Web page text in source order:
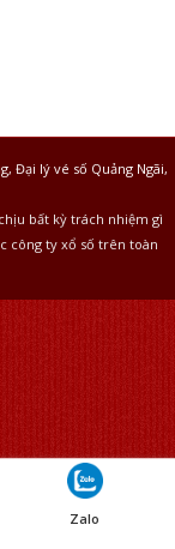
Đại lý vé số Quảng Ngãi,
bất kỳ trách nhiệm gì
công ty xổ số trên toàn
Zalo